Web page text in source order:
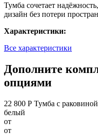
Тумба сочетает
дизайн без потери
Характеристики:
Все характеристики
Дополните
опциями
22 800 Р Тумба с
белый
от
от